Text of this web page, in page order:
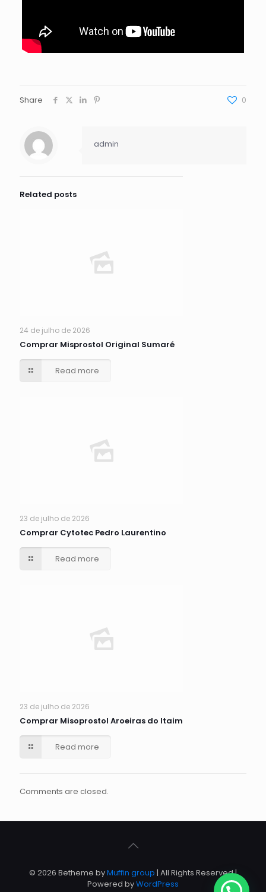
Share 0
admin
Related posts
24 de julho de 2026
Comprar Misprostol Original Sumaré
Read more
23 de julho de 2026
Comprar Cytotec Pedro Laurentino
Read more
23 de julho de 2026
Comprar Misoprostol Aroeiras do Itaim
Read more
Comments are closed.
© 2026 Betheme byMuffin group | All Rights Reserved |
Powered byWordPress